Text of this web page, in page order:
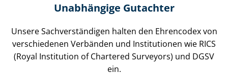
Unabhängige Gutachter
Unsere Sach­ver­stän­di­gen halten den Ehrencodex von
verschiedenen Verbänden und Institutionen wie RICS
(Royal Institution of Chartered Surveyors) und DGSV
ein.